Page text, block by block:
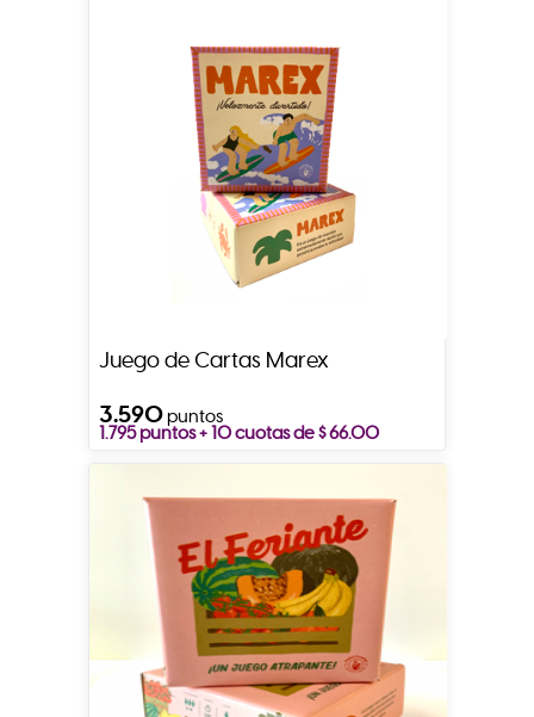
Juego de Cartas Marex
3.590puntos
1.795 puntos + 10 cuotas de $ 66.00